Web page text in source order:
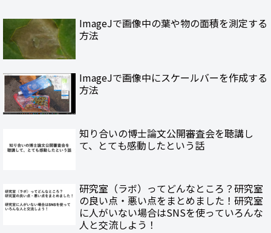
ImageJで画像中の葉や物の面積を測定する
方法
ImageJで画像中にスケールバーを作成する
方法
知り合いの博士論文公開審査会を聴講し
て、とても感動したという話
研究室（ラボ）ってどんなところ？研究室
の良い点・悪い点をまとめました！研究室
に人がいない場合はSNSを使っていろんな
人と交流しよう！